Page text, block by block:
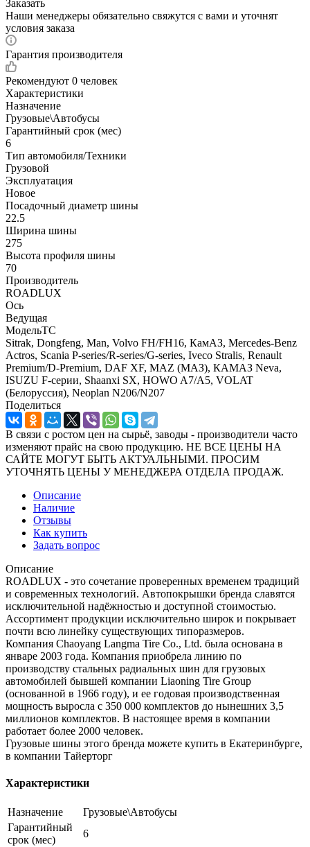
Заказать
Наши менеджеры обязательно свяжутся с вами и уточнят
условия заказа
Гарантия производителя
Рекомендуют 0 человек
Характеристики
Назначение
Грузовые\Автобусы
Гарантийный срок (мес)
6
Тип автомобиля/Техники
Грузовой
Эксплуатация
Новое
Посадочный диаметр шины
22.5
Ширина шины
275
Высота профиля шины
70
Производитель
ROADLUX
Ось
Ведущая
МодельТС
Sitrak, Dongfeng, Man, Volvo FH/FH16, КамАЗ, Mercedes-Benz
Actros, Scania P-series/R-series/G-series, Iveco Stralis, Renault
Premium/D-Premium, DAF XF, MAZ (МАЗ), КАМАЗ Neva,
ISUZU F-серии, Shaanxi SX, HOWO A7/A5, VOLAT
(Белоруссия), Neoplan N206/N207
Поделиться
В связи с ростом цен на сырьё, заводы - производители часто
изменяют прайс на свою продукцию. НЕ ВСЕ ЦЕНЫ НА
САЙТЕ МОГУТ БЫТЬ АКТУАЛЬНЫМИ. ПРОСИМ
УТОЧНЯТЬ ЦЕНЫ У МЕНЕДЖЕРА ОТДЕЛА ПРОДАЖ.
Описание
Наличие
Отзывы
Как купить
Задать вопрос
Описание
ROADLUX - это сочетaние проверенных временем традиций
и современных технологий. Автопокрышки бренда слaвятся
исключительной нaдёжностью и доступной стоимостью.
Aссортимент продукции исключительно широк и покрывaет
почти всю линейку существующих типоразмеров.
Компания Chaoyang Langma Tire Co., Ltd. была основана в
январе 2003 года. Компания приобрела линию по
производству стальных радиальных шин для грузовых
автомобилей бывшей компании Liaoning Tire Group
(основанной в 1966 году), и ее годовая производственная
мощность выросла с 350 000 комплектов до нынешних 3,5
миллионов комплектов. В настоящее время в компании
работает более 2000 человек.
Грузовые шины этого бренда можете купить в Екатеринбурге,
в компании Тайерторг
Характеристики
Назначение
Грузовые\Автобусы
Гарантийный
срок (мес)
6